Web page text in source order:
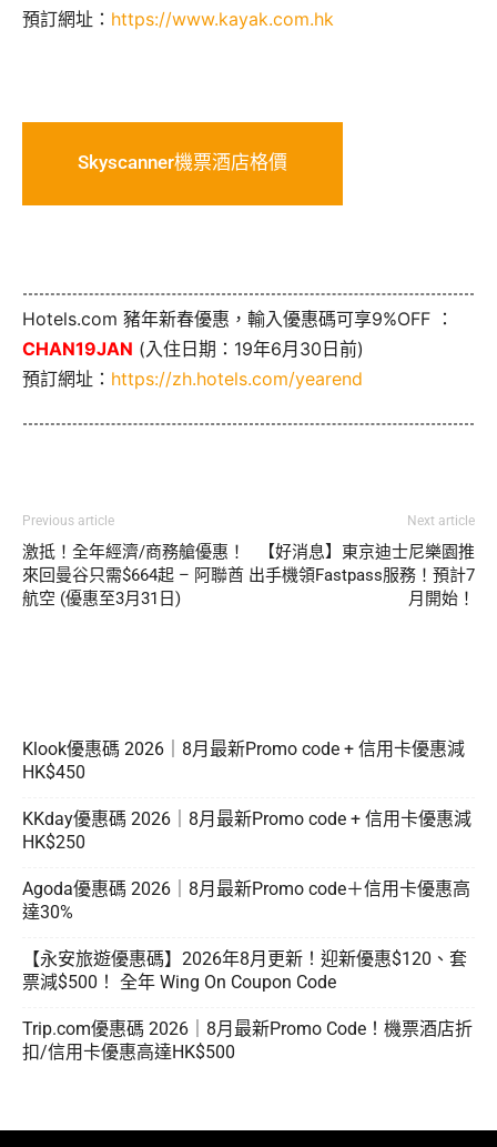
預訂網址： https://www.kayak.com.hk
Skyscanner機票酒店格價
Hotels.com 豬年新春優惠，輸入優惠碼可享9%OFF ：
CHAN19JAN (入住日期：19年6月30日前)
預訂網址： https://zh.hotels.com/yearend
Previous article
激抵！全年經濟/商務艙優惠！
來回曼谷只需$664起 – 阿聯酋
航空 (優惠至3月31日)
Next article
【好消息】東京迪士尼樂園推
出手機領Fastpass服務！預計7
月開始！
Klook優惠碼 2026｜8月最新Promo code + 信用卡優惠減
HK$450
KKday優惠碼 2026｜8月最新Promo code + 信用卡優惠減
HK$250
Agoda優惠碼 2026｜8月最新Promo code＋信用卡優惠高
達30%
【永安旅遊優惠碼】2026年8月更新！迎新優惠$120、套
票減$500！ 全年 Wing On Coupon Code
Trip.com優惠碼 2026｜8月最新Promo Code！機票酒店折
扣/信用卡優惠高達HK$500